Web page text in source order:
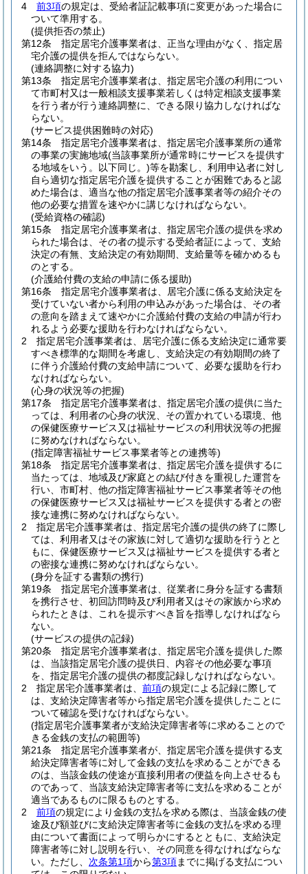
4
前3項の規定は、受給者証記載事項に変更があった場合に
ついて準用する。
(提供拒否の禁止)
第12条
指定居宅介護事業者は、正当な理由がなく、指定居
宅介護の提供を拒んではならない。
(連絡調整に対する協力)
第13条
指定居宅介護事業者は、指定居宅介護の利用につい
て市町村又は一般相談支援事業若しくは特定相談支援事業
を行う者が行う連絡調整に、できる限り協力しなければな
らない。
(サービス提供困難時の対応)
第14条
指定居宅介護事業者は、指定居宅介護事業所の通常
の事業の実施地域(当該事業所が通常時にサービスを提供す
る地域をいう。以下同じ。)等を勘案し、利用申込者に対し
自ら適切な指定居宅介護を提供することが困難であると認
めた場合は、適当な他の指定居宅介護事業者等の紹介その
他の必要な措置を速やかに講じなければならない。
(受給資格の確認)
第15条
指定居宅介護事業者は、指定居宅介護の提供を求め
られた場合は、その者の提示する受給者証によって、支給
決定の有無、支給決定の有効期間、支給量等を確かめるも
のとする。
(介護給付費の支給の申請に係る援助)
第16条
指定居宅介護事業者は、居宅介護に係る支給決定を
受けていない者から利用の申込みがあった場合は、その者
の意向を踏まえて速やかに介護給付費の支給の申請が行わ
れるよう必要な援助を行わなければならない。
2
指定居宅介護事業者は、居宅介護に係る支給決定に通常要
すべき標準的な期間を考慮し、支給決定の有効期間の終了
に伴う介護給付費の支給申請について、必要な援助を行わ
なければならない。
(心身の状況等の把握)
第17条
指定居宅介護事業者は、指定居宅介護の提供に当た
っては、利用者の心身の状況、その置かれている環境、他
の保健医療サービス又は福祉サービスの利用状況等の把握
に努めなければならない。
(指定障害福祉サービス事業者等との連携等)
第18条
指定居宅介護事業者は、指定居宅介護を提供するに
当たっては、地域及び家庭との結び付きを重視した運営を
行い、市町村、他の指定障害福祉サービス事業者等その他
の保健医療サービス又は福祉サービスを提供する者との密
接な連携に努めなければならない。
2
指定居宅介護事業者は、指定居宅介護の提供の終了に際し
ては、利用者又はその家族に対して適切な援助を行うとと
もに、保健医療サービス又は福祉サービスを提供する者と
の密接な連携に努めなければならない。
(身分を証する書類の携行)
第19条
指定居宅介護事業者は、従業者に身分を証する書類
を携行させ、初回訪問時及び利用者又はその家族から求め
られたときは、これを提示すべき旨を指導しなければなら
ない。
(サービスの提供の記録)
第20条
指定居宅介護事業者は、指定居宅介護を提供した際
は、当該指定居宅介護の提供日、内容その他必要な事項
を、指定居宅介護の提供の都度記録しなければならない。
2
指定居宅介護事業者は、 前項の規定による記録に際して
は、支給決定障害者等から指定居宅介護を提供したことに
ついて確認を受けなければならない。
(指定居宅介護事業者が支給決定障害者等に求めることので
きる金銭の支払の範囲等)
第21条
指定居宅介護事業者が、指定居宅介護を提供する支
給決定障害者等に対して金銭の支払を求めることができる
のは、当該金銭の使途が直接利用者の便益を向上させるも
のであって、当該支給決定障害者等に支払を求めることが
適当であるものに限るものとする。
2
前項の規定により金銭の支払を求める際は、当該金銭の使
途及び額並びに支給決定障害者等に金銭の支払を求める理
由について書面によって明らかにするとともに、支給決定
障害者等に対し説明を行い、その同意を得なければならな
い。 ただし、 次条第1項から第3項までに掲げる支払につい